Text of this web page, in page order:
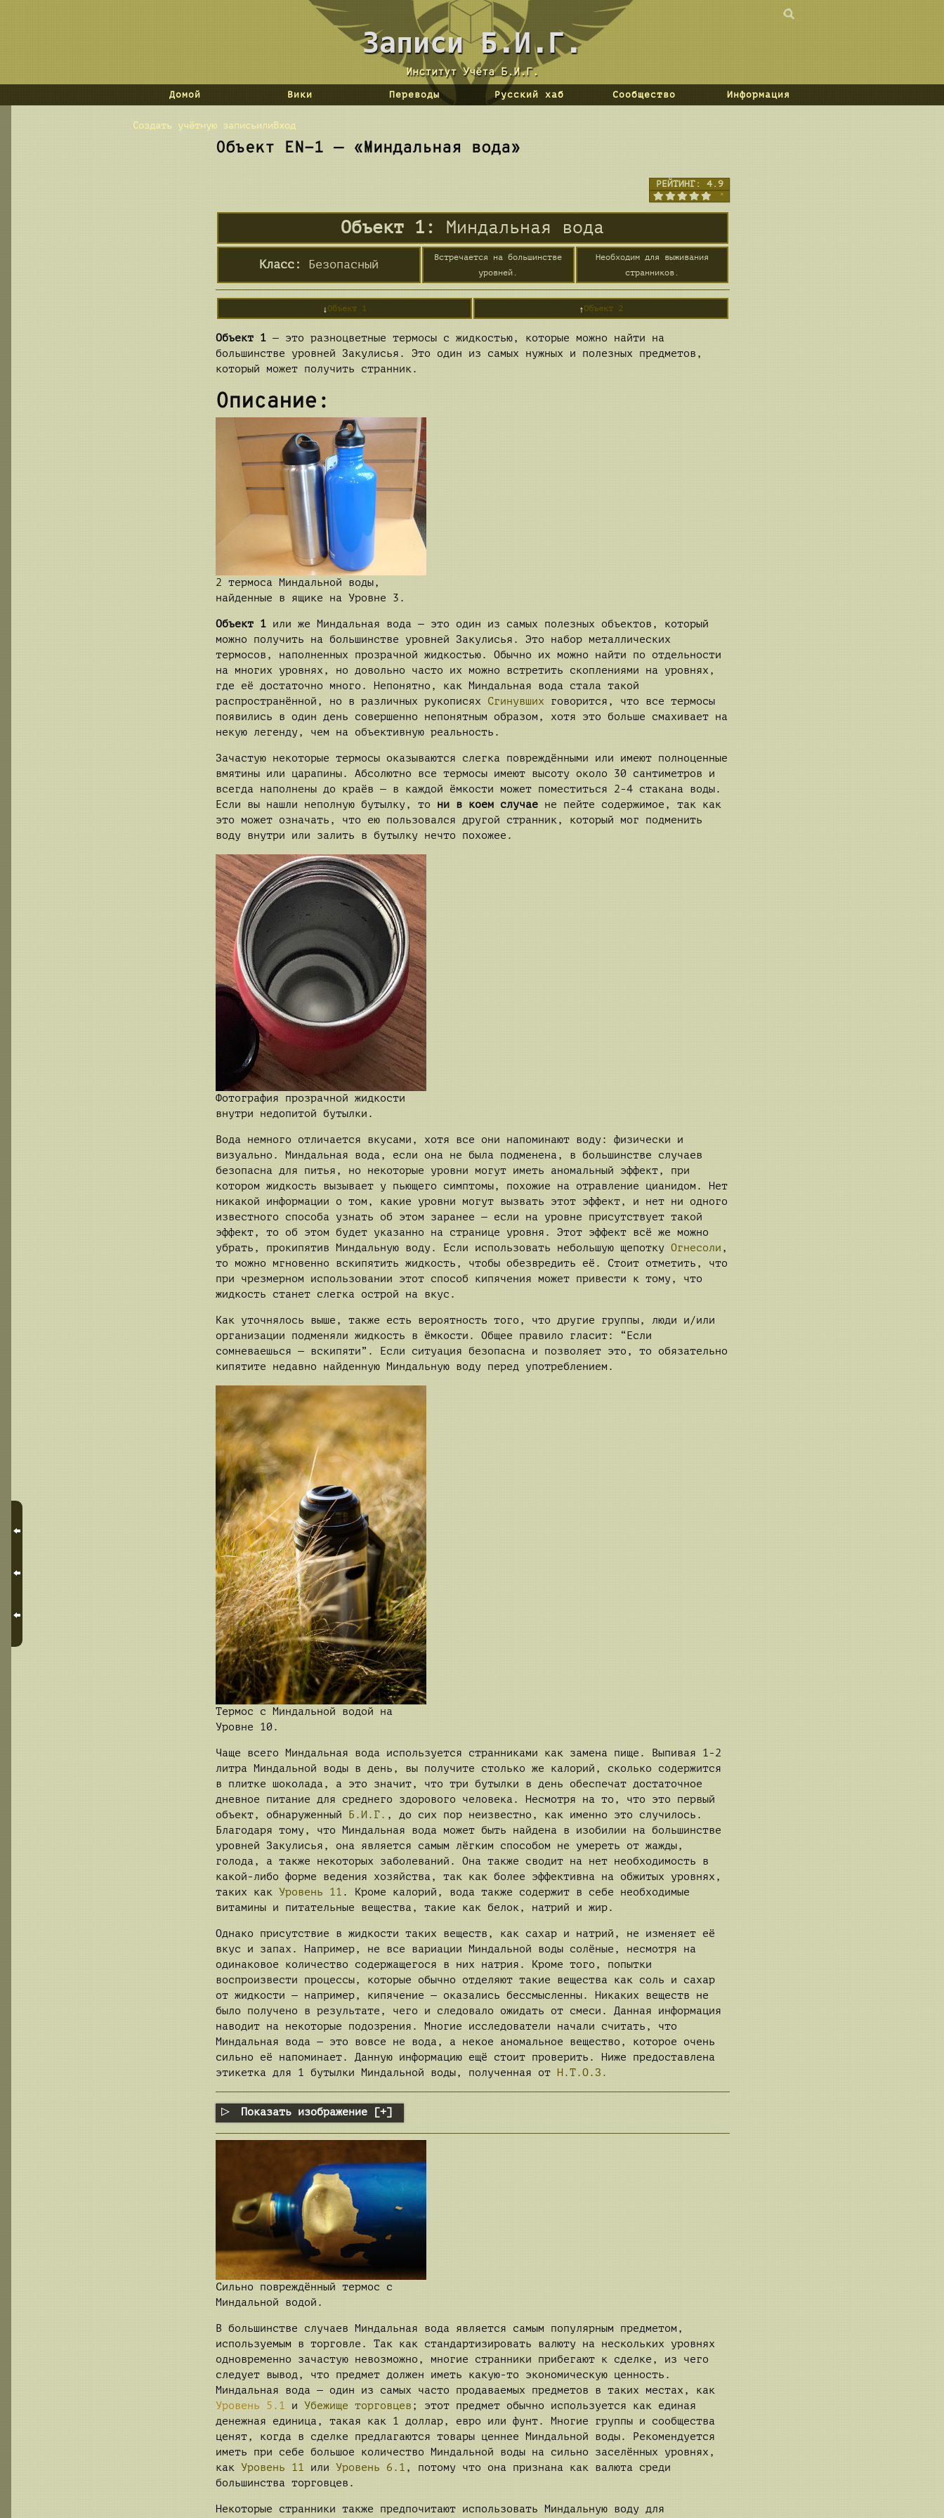
База данных Backrooms
Вы бывали здесь раньше.
Домой Вики Переводы Русский хаб Сообщество Информация
Создать учётную записьилиВход
Объект EN-1 — «Миндальная вода»
РЕЙТИНГ: 4.9
Объект 1: Миндальная вода
Класс: Безопасный
Встречается на большинстве
уровней.
Необходим для выживания
странников.
↓Объект 1 ↑Объект 2
Объект 1— это разноцветные термосы с жидкостью, которые можно найти на
большинстве уровней Закулисья. Это один из самых нужных и полезных предметов,
который может получить странник.
Описание:
2 термоса Миндальной воды,
найденные в ящике на Уровне 3.
Объект 1или же Миндальная вода — это один из самых полезных объектов, который
можно получить на большинстве уровней Закулисья. Это набор металлических
термосов, наполненных прозрачной жидкостью. Обычно их можно найти по отдельности
на многих уровнях, но довольно часто их можно встретить скоплениями на уровнях,
где её достаточно много. Непонятно, как Миндальная вода стала такой
распространённой, но в различных рукописях Сгинувших говорится, что все термосы
появились в один день совершенно непонятным образом, хотя это больше смахивает на
некую легенду, чем на объективную реальность.
Зачастую некоторые термосы оказываются слегка повреждёнными или имеют полноценные
вмятины или царапины. Абсолютно все термосы имеют высоту около 30 сантиметров и
всегда наполнены до краёв — в каждой ёмкости может поместиться 2-4 стакана воды.
Если вы нашли неполную бутылку, то ни в коем случаене пейте содержимое, так как
это может означать, что ею пользовался другой странник, который мог подменить
воду внутри или залить в бутылку нечто похожее.
Фотография прозрачной жидкости
внутри недопитой бутылки.
Вода немного отличается вкусами, хотя все они напоминают воду: физически и
визуально. Миндальная вода, если она не была подменена, в большинстве случаев
безопасна для питья, но некоторые уровни могут иметь аномальный эффект, при
котором жидкость вызывает у пьющего симптомы, похожие на отравление цианидом. Нет
никакой информации о том, какие уровни могут вызвать этот эффект, и нет ни одного
известного способа узнать об этом заранее — если на уровне присутствует такой
эффект, то об этом будет указанно на странице уровня. Этот эффект всё же можно
убрать, прокипятив Миндальную воду. Если использовать небольшую щепотку Огнесоли ,
то можно мгновенно вскипятить жидкость, чтобы обезвредить её. Стоит отметить, что
при чрезмерном использовании этот способ кипячения может привести к тому, что
жидкость станет слегка острой на вкус.
Как уточнялось выше, также есть вероятность того, что другие группы, люди и/или
организации подменяли жидкость в ёмкости. Общее правило гласит: “Если
сомневаешься — вскипяти”. Если ситуация безопасна и позволяет это, то обязательно
кипятите недавно найденную Миндальную воду перед употреблением.
Термос с Миндальной водой на
Уровне 10.
Чаще всего Миндальная вода используется странниками как замена пище. Выпивая 1-2
литра Миндальной воды в день, вы получите столько же калорий, сколько содержится
в плитке шоколада, а это значит, что три бутылки в день обеспечат достаточное
дневное питание для среднего здорового человека. Несмотря на то, что это первый
объект, обнаруженный
Б.И.Г. , до сих пор неизвестно, как именно это случилось.
Благодаря тому, что Миндальная вода может быть найдена в изобилии на большинстве
уровней Закулисья, она является самым лёгким способом не умереть от жажды,
голода, а также некоторых заболеваний. Она также сводит на нет необходимость в
какой-либо форме ведения хозяйства, так как более эффективна на обжитых уровнях,
таких как Уровень 11 . Кроме калорий, вода также содержит в себе необходимые
витамины и питательные вещества, такие как белок, натрий и жир.
Однако присутствие в жидкости таких веществ, как сахар и натрий, не изменяет её
вкус и запах. Например, не все вариации Миндальной воды солёные, несмотря на
одинаковое количество содержащегося в них натрия. Кроме того, попытки
воспроизвести процессы, которые обычно отделяют такие вещества как соль и сахар
от жидкости — например, кипячение — оказались бессмысленны. Никаких веществ не
было получено в результате, чего и следовало ожидать от смеси. Данная информация
наводит на некоторые подозрения. Многие исследователи начали считать, что
Миндальная вода — это вовсе не вода, а некое аномальное вещество, которое очень
сильно её напоминает. Данную информацию ещё стоит проверить. Ниже предоставлена
этикетка для 1 бутылки Миндальной воды, полученная от
Н.Т.О.З.
Показать изображение [+]
Сильно повреждённый термос с
Миндальной водой.
В большинстве случаев Миндальная вода является самым популярным предметом,
используемым в торговле. Так как стандартизировать валюту на нескольких уровнях
одновременно зачастую невозможно, многие странники прибегают к сделке, из чего
следует вывод, что предмет должен иметь какую-то экономическую ценность.
Миндальная вода — один из самых часто продаваемых предметов в таких местах, как
Уровень 5.1 и Убежище торговцев ; этот предмет обычно используется как единая
денежная единица, такая как 1 доллар, евро или фунт. Многие группы и сообщества
ценят, когда в сделке предлагаются товары ценнее Миндальной воды. Рекомендуется
иметь при себе большое количество Миндальной воды на сильно заселённых уровнях,
как Уровень 11 или Уровень 6.1 , потому что она признана как валюта среди
большинства торговцев.
Некоторые странники также предпочитают использовать Миндальную воду для